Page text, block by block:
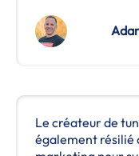
Le créateur de
également résilié